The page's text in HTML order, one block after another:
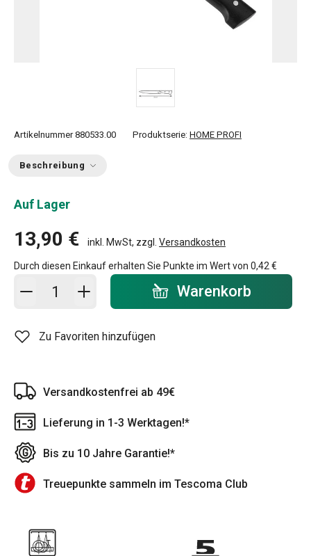
Artikelnummer 880533.00 Produktserie: HOME PROFI
Beschreibung
Auf Lager
13,90 € inkl. MwSt, zzgl. Versandkosten
Durch diesen Einkauf erhalten Sie Punkte im Wert von 0,42 €
In den Warenkorb - Menge Warenkorb
Zu Favoriten hinzufügen
Versandkostenfrei ab 49€
Lieferung in 1-3 Werktagen!*
Bis zu 10 Jahre Garantie!*
Treuepunkte sammeln im Tescoma Club